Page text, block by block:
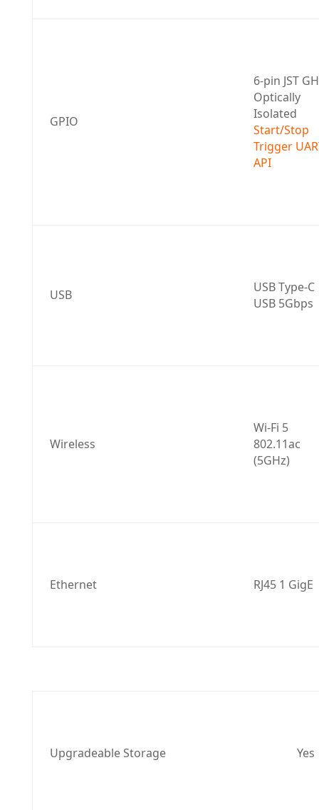
GPIO
6-pin JST GH
Optically
Start/Stop
Trigger
API
USB
USB Type-C
USB 5Gbps
Wireless
Wi-Fi 5
802.11ac
(5GHz)
Ethernet RJ45 1 GigE
Upgradeable Storage Yes